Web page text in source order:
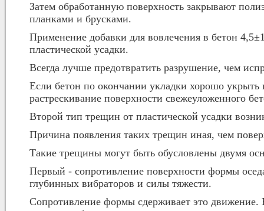
Затем обработанную поверхность закрывают
планками и брусками.
Применение добавки для вовлечения в бетон
пластической усадки.
Всегда лучше предотвратить разрушение, чем
Если бетон по окончании укладки хорошо укрыть
растрескивание поверхности свежеуложенного
Второй тип трещин от пластической усадки
Причина появления таких трещин иная, чем
Такие трещины могут быть обусловлены двумя
Первый - сопротивление поверхности формы
глубинных вибраторов и силы тяжести.
Сопротивление формы сдерживает это движение.